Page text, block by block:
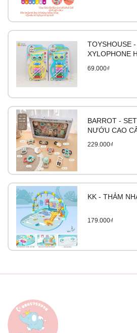
TOYSHOUSE
XYLOPHONE
69.000₫
BARROT -
NƯỚU CAO
229.000₫
KK - THẢM
179.000₫